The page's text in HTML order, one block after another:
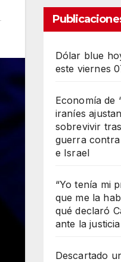
Dólar blue
este viernes
Economía de
iraníes
sobrevivir
guerra contra
e Israel
“Yo tenía mi
que me la
qué declaró
ante la justicia
Descartado